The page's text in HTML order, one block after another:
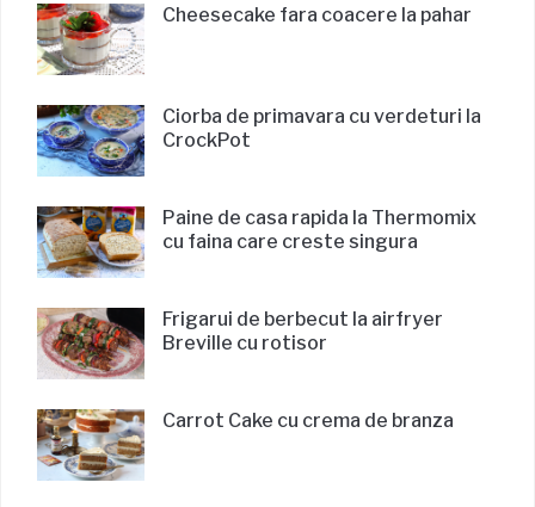
Cheesecake fara coacere la pahar
Ciorba de primavara cu verdeturi la
CrockPot
Paine de casa rapida la Thermomix
cu faina care creste singura
Frigarui de berbecut la airfryer
Breville cu rotisor
Carrot Cake cu crema de branza